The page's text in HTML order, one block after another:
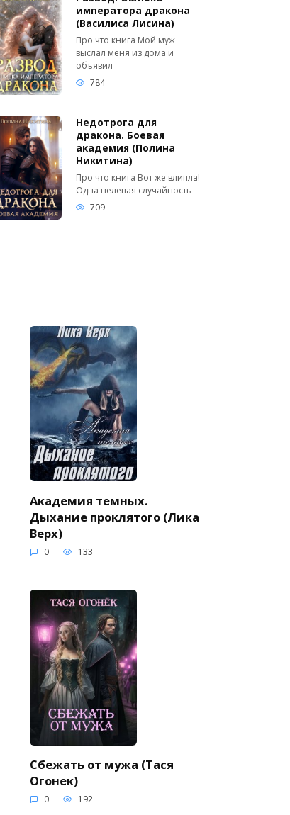
императора дракона
(Василиса Лисина)
Про что книга Мой муж
выслал меня из дома и
объявил
784
Недотрога для
дракона. Боевая
академия (Полина
Никитина)
Про что книга Вот же влипла!
Одна нелепая случайность
709
Академия темных.
Дыхание проклятого (Лика
Верх)
0 133
Сбежать от мужа (Тася
Огонек)
0 192